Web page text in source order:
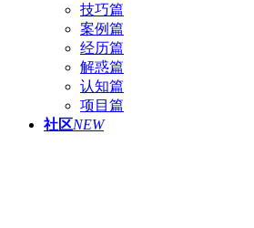
技巧篇
案例篇
经历篇
解惑篇
认知篇
项目篇
社区NEW